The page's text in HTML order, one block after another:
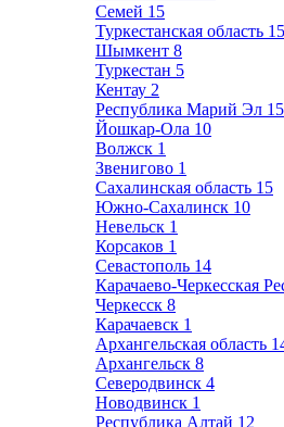
Семей 15
Туркестанская область 15
Шымкент 8
Туркестан 5
Кентау 2
Республика Марий Эл 15
Йошкар-Ола 10
Волжск 1
Звенигово 1
Сахалинская область 15
Южно-Сахалинск 10
Невельск 1
Корсаков 1
Севастополь 14
Карачаево-Черкесская
Черкесск 8
Карачаевск 1
Архангельская область
Архангельск 8
Северодвинск 4
Новодвинск 1
Республика Алтай 12